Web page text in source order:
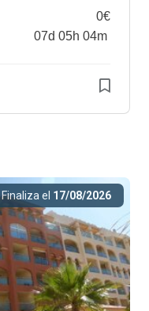
0€
07d 05h 04m
Finaliza el 17/08/2026